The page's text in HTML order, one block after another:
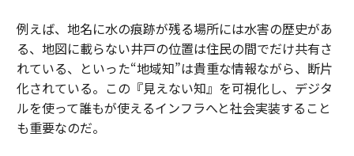
例えば、地名に水の痕跡が残る場所には水害の歴史があ
る、地図に載らない井戸の位置は住民の間でだけ共有さ
れている、といった“地域知”は貴重な情報ながら、断片
化されている。この『見えない知』を可視化し、デジタ
ルを使って誰もが使えるインフラへと社会実装すること
も重要なのだ。